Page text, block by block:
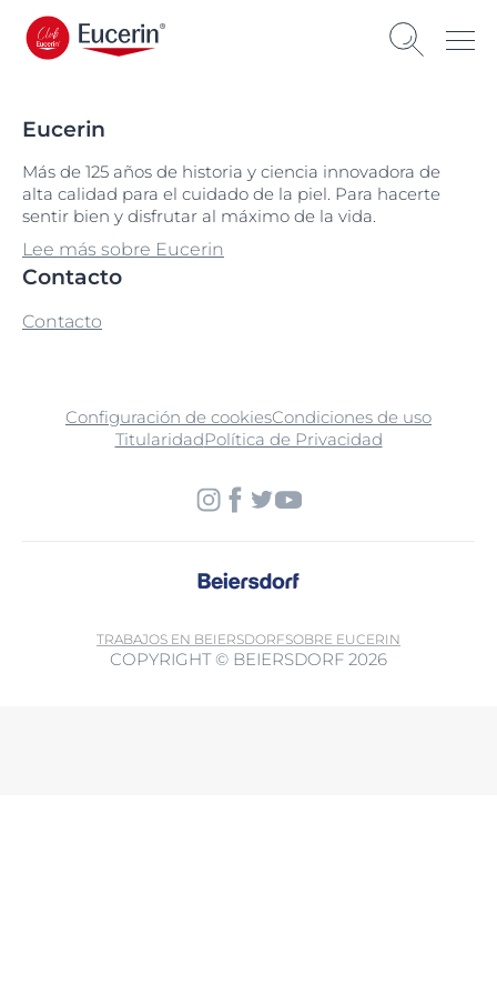
Eucerin
Más de 125 años de historia y ciencia innovadora de
alta calidad para el cuidado de la piel. Para hacerte
sentir bien y disfrutar al máximo de la vida.
Lee más sobre Eucerin
Contacto
Contacto
Configuración de cookiesCondiciones de uso
TitularidadPolítica de Privacidad
TRABAJOS EN BEIERSDORFSOBRE EUCERIN
COPYRIGHT © BEIERSDORF 2026